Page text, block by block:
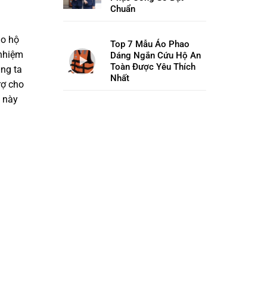
hộ
ta
cho
này
Chuẩn
Top 7 Mẫu Áo Phao
Dáng Ngắn Cứu Hộ An
Toàn Được Yêu Thích
Nhất